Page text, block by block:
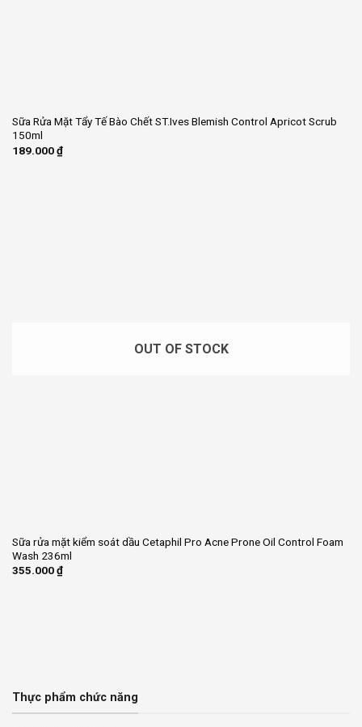
Sữa Rửa Mặt Tẩy Tế Bào Chết ST.Ives Blemish Control Apricot Scrub
150ml
189.000₫
OUT OF STOCK
Sữa rửa mặt kiểm soát dầu Cetaphil Pro Acne Prone Oil Control Foam
Wash 236ml
355.000₫
Thực phẩm chức năng